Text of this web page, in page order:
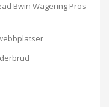
Bwin Wagering Pros